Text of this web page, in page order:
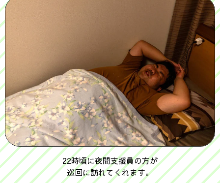
22時頃に夜間支援員の方が
巡回に訪れてくれます。